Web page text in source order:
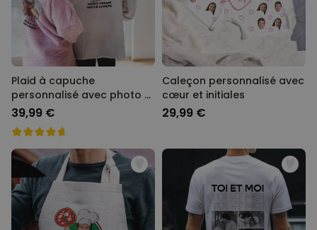
Plaid à capuche
personnalisé avec photo et
texte
39,99 €
Caleçon personnalisé avec
cœur et initiales
29,99 €